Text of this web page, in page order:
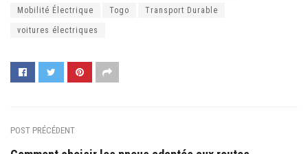
Mobilité Électrique Togo Transport Durable
voitures électriques
POST PRÉCÉDENT